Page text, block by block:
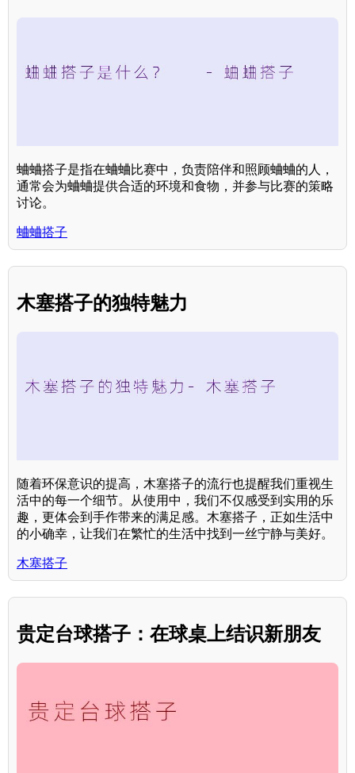
蛐蛐搭子是指在蛐蛐比赛中，负责陪伴和照顾蛐蛐的人，
通常会为蛐蛐提供合适的环境和食物，并参与比赛的策略
讨论。
蛐蛐搭子
木塞搭子的独特魅力
随着环保意识的提高，木塞搭子的流行也提醒我们重视生
活中的每一个细节。从使用中，我们不仅感受到实用的乐
趣，更体会到手作带来的满足感。木塞搭子，正如生活中
的小确幸，让我们在繁忙的生活中找到一丝宁静与美好。
木塞搭子
贵定台球搭子：在球桌上结识新朋友